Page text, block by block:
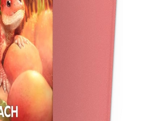
Кутии за съхранение
Протектори за карти
Подложки/Матове
Класьори за карти